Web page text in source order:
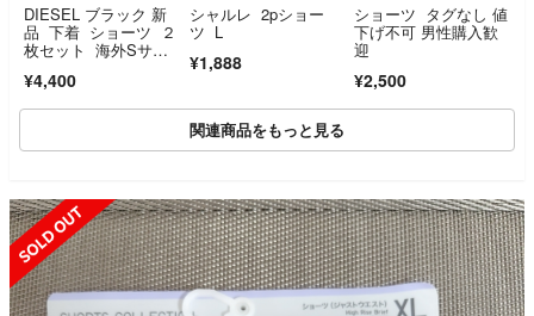
DIESEL ブラック 新
品 下着 ショーツ ２
枚セット 海外Sサイ
¥4,400
シャルレ 2pショー
ツ L
¥1,888
ショーツ タグなし 値
下げ不可 男性購入歓
迎
¥2,500
関連商品をもっと見る
SOLD OUT